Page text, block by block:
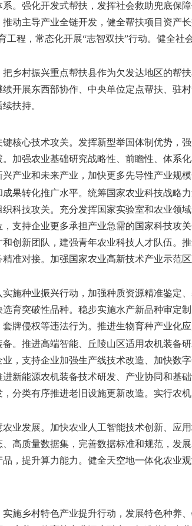
。 强化开发式帮扶，发挥社会救助兜底保
动主导产业全链开发，健全帮扶项目资产
工程，常态化开展“志智双扶”行动。健全社
把乡村振兴重点帮扶县作为欠发达地区的帮
开展东西部协作、中央单位定点帮扶、驻
扶持。
核心技术攻关。 发挥新型举国体制优势，
加强农业基础研究战略性、前瞻性、体系
产业和未来产业，加快更多先导性产业规模
果转化推广水平。 统筹国家农业科技战略
科技攻关。充分发挥国家实验室和农业领
支持企业更多承担产业急需的国家科技攻
创新团队，建强青年农业科技人才队伍。
准对接。加强国家农业高新技术产业示范
实施种业振兴行动，加强种质资源精准鉴定
育突破性品种。稳步实施水产新品种审定
牌侵权等违法行为。推进生物育种产业化应
。 推进高端智能、丘陵山区适用农机装备
，支持企业加强生产线技术改造、加快数
新能源农机装备技术研发、产业协同和基
分类有序推进老旧设施更新改造。实行农
业发展。 加快农业人工智能技术创新、应
高质量数据集，完善数据标准和规范，发
，提升算力能力。健全天空地一体化农业
实施乡村特色产业提升行动，发展特色种养